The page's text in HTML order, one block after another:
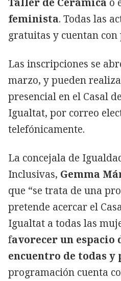
feminista. Todas las
gratuitas y cuentan
Las inscripciones se
marzo, y pueden
presencial en el Casal
Igualtat, por correo
telefónicamente.
La concejala de
Inclusivas, Gemma
que “se trata de una
pretende acercar el
Igualtat a todas las
favorecer un espacio
encuentro de todas y
programación cuenta